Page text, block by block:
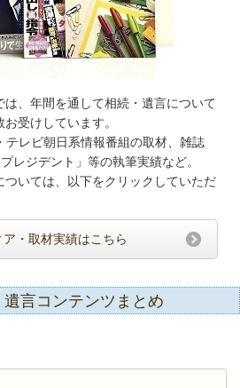
、年間を通して相続・遺言について
受けしています。
テレビ朝日系情報番組の取材、雑誌
レジデント」等の執筆実績など。
ついては、以下をクリックしていただ
・取材実績はこちら
言コンテンツまとめ